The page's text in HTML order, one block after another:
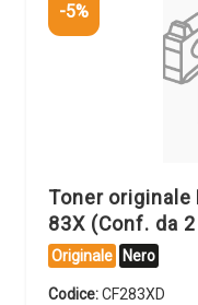
-5%
Toner originale
83X (Conf. da
Originale Nero
Codice:CF283XD